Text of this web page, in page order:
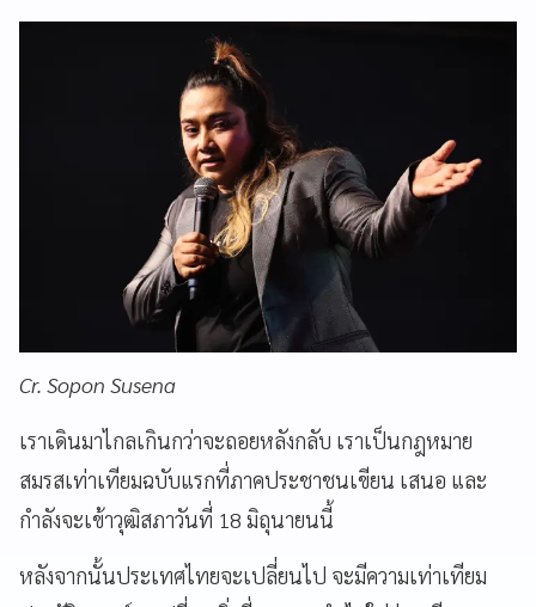
Cr. Sopon Susena
เราเดินมาไกลเกินกว่าจะถอยหลังกลับ เราเป็นกฎหมาย
สมรสเท่าเทียมฉบับแรกที่ภาคประชาชนเขียน เสนอ และ
กำลังจะเข้าวุฒิสภาวันที่ 18 มิถุนายนนี้
หลังจากนั้นประเทศไทยจะเปลี่ยนไป จะมีความเท่าเทียม